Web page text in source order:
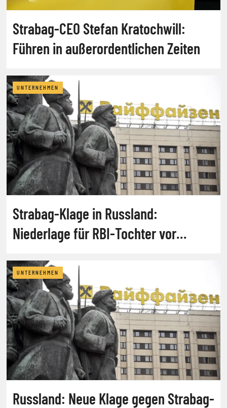
Strabag-CEO Stefan Kratochwill:
Führen in außerordentlichen Zeiten
UNTERNEHMEN
Strabag-Klage in Russland:
Niederlage für RBI-Tochter vor
UNTERNEHMEN
Russland: Neue Klage gegen Strabag-